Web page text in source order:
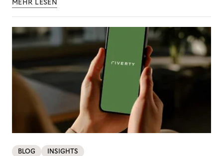
MEHR LESEN
BLOG INSIGHTS